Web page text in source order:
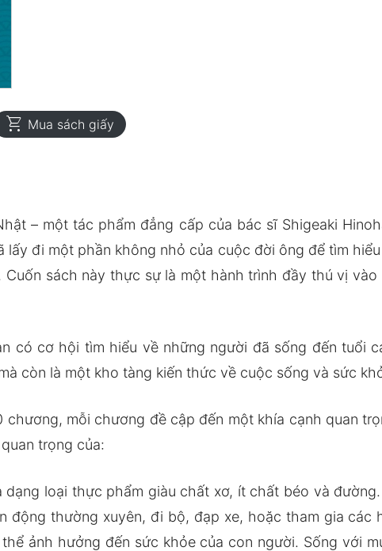
shopping_cart Mua sách giấy
– một tác phẩm đẳng cấp của bác sĩ Shigeaki
lấy đi một phần không nhỏ của cuộc đời ông để tìm
Cuốn sách này thực sự là một hành trình đầy thú vị
có cơ hội tìm hiểu về những người đã sống đến tuổi
còn là một kho tàng kiến thức về cuộc sống và sức
chương, mỗi chương đề cập đến một khía cạnh quan
trọng của:
dạng loại thực phẩm giàu chất xơ, ít chất béo và
động thường xuyên, đi bộ, đạp xe, hoặc tham gia các
ảnh hưởng đến sức khỏe của con người. Sống với